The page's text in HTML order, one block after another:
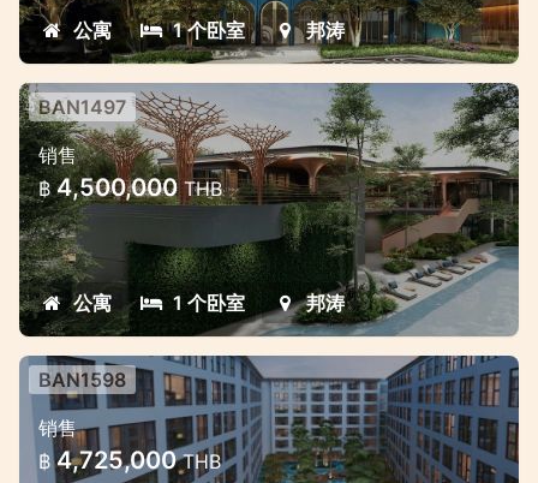
公寓 1 个卧室 邦涛
拉古納附近的全新項目
拉古納地區邦濤的現代豪華項目
BAN1497
销售
฿ 4,500,000THB
公寓 1 个卧室 邦涛
位于邦涛优越位置的新住宅
邦涛的豪华公寓，靠近海滩
BAN1598
销售
฿ 4,725,000THB